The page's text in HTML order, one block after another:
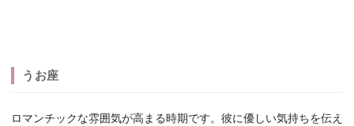
うお座
ロマンチックな雰囲気が高まる時期です。彼に優しい気持ちを伝え